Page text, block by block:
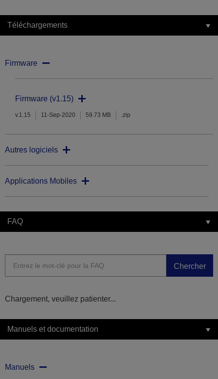
Téléchargements
Firmware
Firmware (v1.15)
v.1.15 11-Sep-2020 59.73 MB .zip
Autres logiciels
Applications Mobiles
FAQ
Chercher
Chargement, veuillez patienter...
Manuels et documentation
Manuels